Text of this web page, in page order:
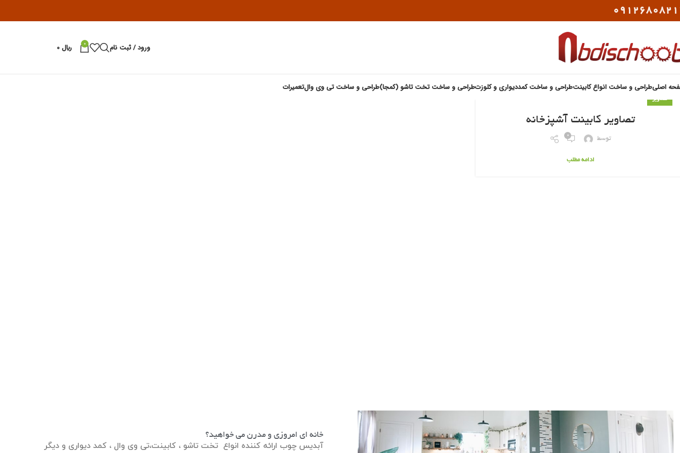
ورود / ثبت نام 0 ﷼
اصلیطراحی و ساخت انواع کابینتطراحی و ساخت کمددیواری و کلوزتطراحی و ساخت تخت تاشو (کمجا)طراحی و ساخت تی وی والتعمیرات
تصاویر
تصاویر کابینت آشپزخانه
توسط 0
ادامه مطلب
خانه ای امروزی و مدرن می خواهید؟
آبدیس چوب ارائه کننده انواع تخت تاشو ، کابینت،تی وی وال ، کمد دیواری و دیگر